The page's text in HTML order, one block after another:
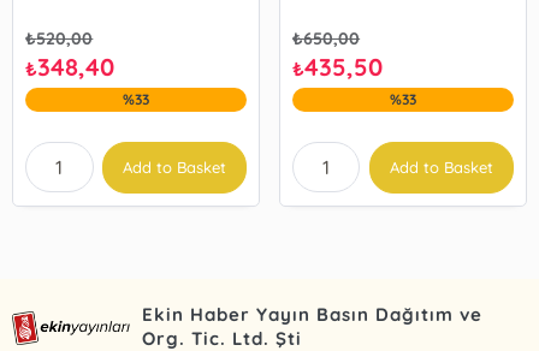
₺520,00
₺348,40
%33
Add to Basket
₺650,00
₺435,50
%33
Add to Basket
Ekin Haber Yayın Basın Dağıtım ve
Org. Tic. Ltd. Şti